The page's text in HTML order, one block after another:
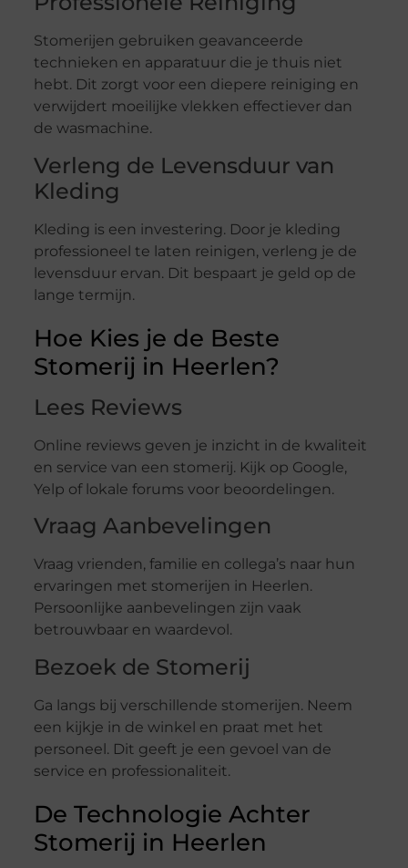
Stomerijen gebruiken geavanceerde
technieken en apparatuur die je thuis niet
hebt. Dit zorgt voor een diepere reiniging en
verwijdert moeilijke vlekken effectiever dan
de wasmachine.
Verleng de Levensduur van
Kleding
Kleding is een investering. Door je kleding
professioneel te laten reinigen, verleng je de
levensduur ervan. Dit bespaart je geld op de
lange termijn.
Hoe Kies je de Beste
Stomerij in Heerlen?
Lees Reviews
Online reviews geven je inzicht in de kwaliteit
en service van een stomerij. Kijk op Google,
Yelp of lokale forums voor beoordelingen.
Vraag Aanbevelingen
Vraag vrienden, familie en collega’s naar hun
ervaringen met stomerijen in Heerlen.
Persoonlijke aanbevelingen zijn vaak
betrouwbaar en waardevol.
Bezoek de Stomerij
Ga langs bij verschillende stomerijen. Neem
een kijkje in de winkel en praat met het
personeel. Dit geeft je een gevoel van de
service en professionaliteit.
De Technologie Achter
Stomerij in Heerlen